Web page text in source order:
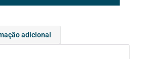
adicional